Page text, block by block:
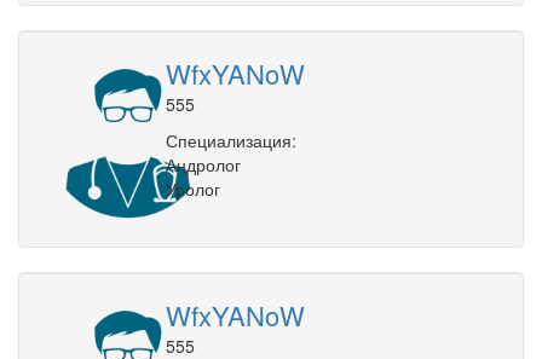
WfxYANoW
555
Специализация:
Андролог
Уролог
WfxYANoW
555